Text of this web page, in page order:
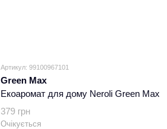
Артикул: 99100967101
Green Max
Екоаромат для дому Neroli Green Max
379 грн
Очікується